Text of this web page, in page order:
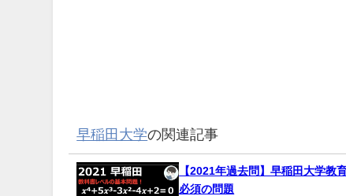
早稲田大学の関連記事
【2021年過去問】早稲田大学教
必須の問題